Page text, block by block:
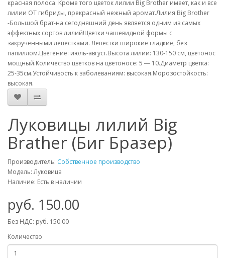
красная полоса. Кроме того цветок лилии Big Brother имеет, как и все
лилии ОТ гибриды, прекрасный нежный аромат.Лилия Big Brother
-Большой брат-на сегодняшний день является одним из самых
эффектных сортов лилий!Цветки чашевидной формы с
закрученными лепестками. Лепестки широкие гладкие, без
папиллом.Цветение: июль-август.Высота лилии: 130-150 см, цветонос
мощный.Количество цветков на цветоносе: 5 ― 10.Диаметр цветка:
25-35см.Устойчивость к заболеваниям: высокая.Морозостойкость:
высокая.
Луковицы лилий Big
Brather (Биг Бразер)
Производитель: Собственное производство
Модель: Луковица
Наличие: Есть в наличии
руб. 150.00
Без НДС: руб. 150.00
Количество